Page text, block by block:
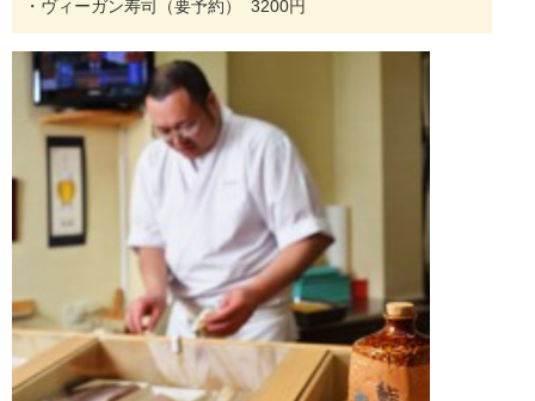
・ヴィーガン寿司（要予約） 3200円